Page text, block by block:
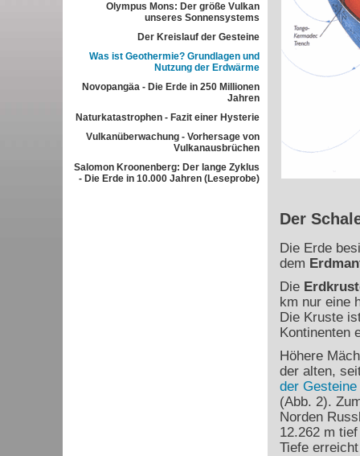
Olympus Mons: Der größe Vulkan
unseres Sonnensystems
Der Kreislauf der Gesteine
Was ist Geothermie? Grundlagen und
Nutzung der Erdwärme
Novopangäa - Die Erde in 250 Millionen
Jahren
Naturkatastrophen - Fazit einer Hysterie
Vulkanüberwachung - Vorhersage von
Vulkanausbrüchen
Salomon Kroonenberg: Der lange Zyklus
- Die Erde in 10.000 Jahren (Leseprobe)
Der
Die Erde
dem
Die
km nur eine
Die Kruste
Kontinenten
Höhere
der alten,
der Gesteine
(Abb. 2).
Norden
12.262 m
Tiefe